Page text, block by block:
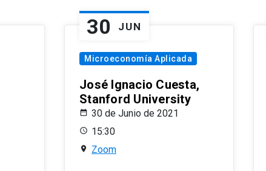
30 JUN
Microeconomía Aplicada
José Ignacio Cuesta,
Stanford University
30 de Junio de 2021
15:30
Zoom